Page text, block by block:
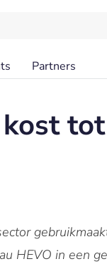
Partners
HEVO in een